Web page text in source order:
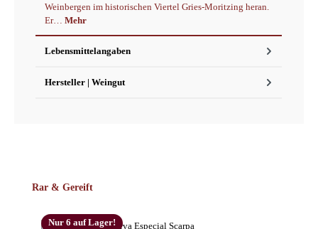
Weinbergen im historischen Viertel Gries-Moritzing heran.
Er… Mehr
Lebensmittelangaben
Hersteller | Weingut
Produktgalerie überspringen
Rar & Gereift
Nur 6 auf Lager!